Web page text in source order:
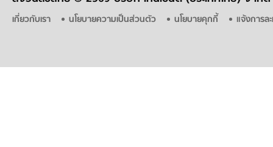
เกี่ยวกับเรา นโยบายความเป็นส่วนตัว นโยบายคุกกี้ แจ้งการล